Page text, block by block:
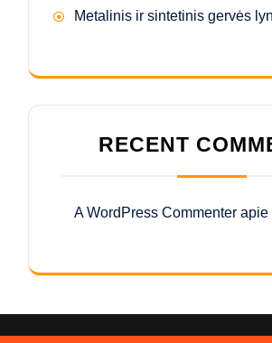
Metalinis ir sintetinis gervės
RECENT
A WordPress Commenter apie